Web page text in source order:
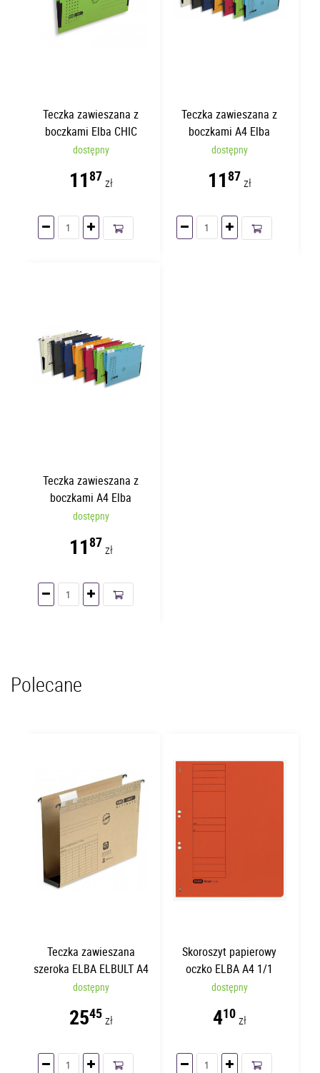
Teczka zawieszana z
boczkami Elba CHIC
Ultimate Zielony
dostępny
11 87 zł
Teczka zawieszana z
boczkami A4 Elba
ELBULT Czerwona /1/
dostępny
11 87 zł
Teczka zawieszana z
boczkami A4 Elba
ELBULT Żółta
dostępny
11 87 zł
Polecane
Teczka zawieszana
szeroka ELBA ELBULT A4
60mm
dostępny
2545zł
Skoroszyt papierowy
oczko ELBA A4 1/1
Pomarańczowy
dostępny
410zł